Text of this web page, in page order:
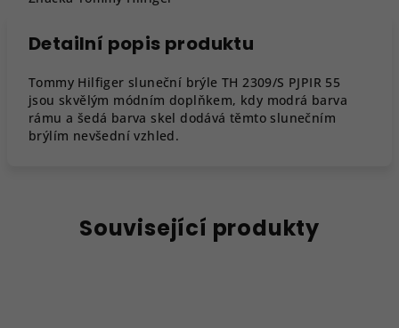
Detailní popis produktu
Tommy Hilfiger sluneční brýle TH 2309/S PJPIR 55
jsou skvělým módním doplňkem, kdy modrá barva
rámu a šedá barva skel dodává těmto slunečním
brýlím nevšední vzhled.
Související produkty